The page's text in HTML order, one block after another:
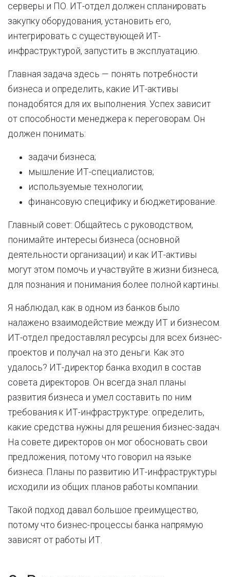
серверы и ПО. ИТ-отдел должен спланировать
закупку оборудования, установить его,
интегрировать с существующей ИТ-
инфраструктурой, запустить в эксплуатацию.
Главная задача здесь — понять потребности
бизнеса и определить, какие ИТ-активы
понадобятся для их выполнения. Успех зависит
от способности менеджера к переговорам. Он
должен понимать:
задачи бизнеса;
мышление ИТ-специалистов;
используемые технологии;
финансовую специфику и бюджетирование.
Главный совет: Общайтесь с руководством,
понимайте интересы бизнеса (основной
деятельности организации) и как ИТ-активы
могут этом помочь и участвуйте в жизни бизнеса,
для познания и понимания более полной картины.
Я наблюдал, как в одном из банков было
налажено взаимодействие между ИТ и бизнесом.
ИТ-отдел предоставлял ресурсы для всех бизнес-
проектов и получал на это деньги. Как это
удалось? ИТ-директор банка входил в состав
совета директоров. Он всегда знал планы
развития бизнеса и умел составить по ним
требования к ИТ-инфраструктуре: определить,
какие средства нужны для решения бизнес-задач.
На совете директоров он мог обосновать свои
предложения, потому что говорил на языке
бизнеса. Планы по развитию ИТ-инфраструктуры
исходили из общих планов работы компании.
Такой подход давал большое преимущество,
потому что бизнес-процессы банка напрямую
зависят от работы ИТ.